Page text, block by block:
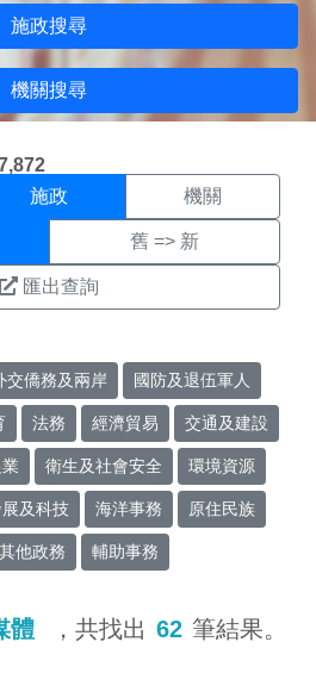
施政搜尋
機關搜尋
果頁面
施政 機關
舊 => 新
匯出查詢
交僑務及兩岸 國防及退伍軍人
法務 經濟貿易 交通及建設
衛生及社會安全 環境資源
及科技 海洋事務 原住民族
其他政務 輔助事務
體 ，共找出 62 筆結果。